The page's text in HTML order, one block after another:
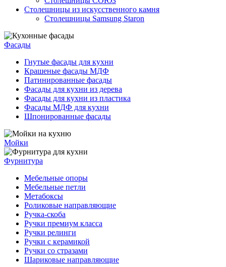
Столешницы из искусственного камня
Столешницы Samsung Staron
Фасады
Гнутые фасады для кухни
Крашеные фасады МДФ
Патинированные фасады
Фасады для кухни из дерева
Фасады для кухни из пластика
Фасады МДФ для кухни
Шпонированные фасады
Мойки
Фурнитура
Мебельные опоры
Мебельные петли
Метабоксы
Роликовые направляющие
Ручка-скоба
Ручки премиум класса
Ручки релинги
Ручки с керамикой
Ручки со стразами
Шариковые направляющие